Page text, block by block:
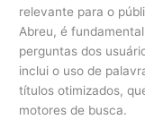
relevante para o
Abreu, é
perguntas dos
inclui o uso de
títulos otimizados,
motores de busca.